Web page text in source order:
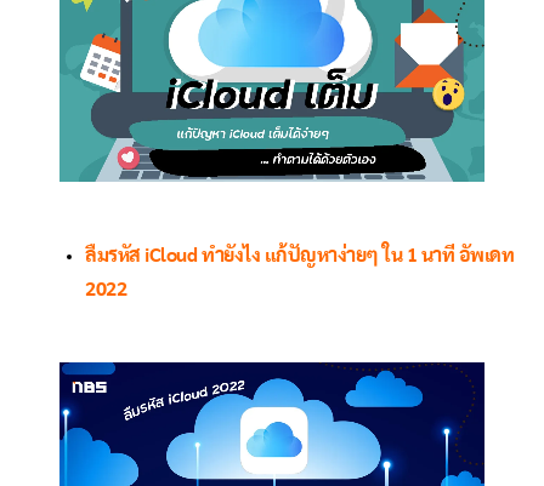
ลืมรหัส iCloud ทำยังไง แก้ปัญหาง่ายๆ ใน 1 นาที อัพเดท
2022